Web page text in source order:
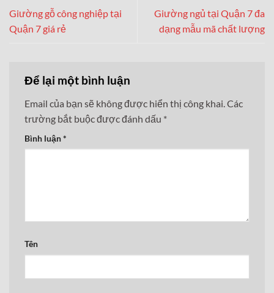
Giường gỗ công nghiệp tại
Quận 7 giá rẻ
Giường ngủ tại Quận 7 đa
dạng mẫu mã chất lượng
Để lại một bình luận
Email của bạn sẽ không được hiển thị công khai. Các
trường bắt buộc được đánh dấu *
Bình luận*
Tên